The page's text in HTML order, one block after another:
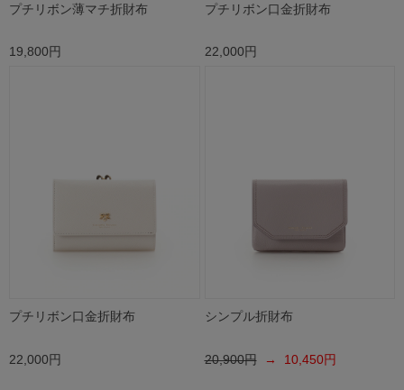
プチリボン薄マチ折財布
19,800円
プチリボン口金折財布
22,000円
プチリボン口金折財布
22,000円
シンプル折財布
20,900円→ 10,450円